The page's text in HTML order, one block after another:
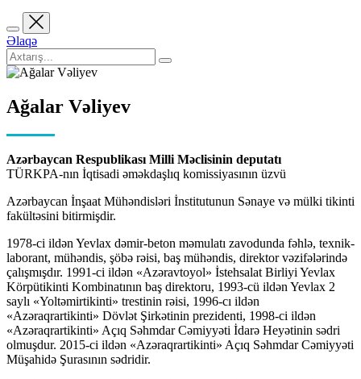
Əlaqə
Ağalar Vəliyev
Azərbaycan Respublikası Milli Məclisinin deputatı
TÜRKPA-nın İqtisadi əməkdaşlıq komissiyasının üzvü
Azərbaycan İnşaat Mühəndisləri İnstitutunun Sənaye və mülki tikinti
fakültəsini bitirmişdir.
1978-ci ildən Yevlax dəmir-beton məmulatı zavodunda fəhlə, texnik-
laborant, mühəndis, şöbə rəisi, baş mühəndis, direktor vəzifələrində
çalışmışdır. 1991-ci ildən «Azəravtoyol» İstehsalat Birliyi Yevlax
Körpütikinti Kombinatının baş direktoru, 1993-cü ildən Yevlax 2
saylı «Yoltəmirtikinti» trestinin rəisi, 1996-cı ildən
«Azəraqrartikinti» Dövlət Şirkətinin prezidenti, 1998-ci ildən
«Azəraqrartikinti» Açıq Səhmdar Cəmiyyəti İdarə Heyətinin sədri
olmuşdur. 2015-ci ildən «Azəraqrartikinti» Açıq Səhmdar Cəmiyyəti
Müşahidə Şurasının sədridir.